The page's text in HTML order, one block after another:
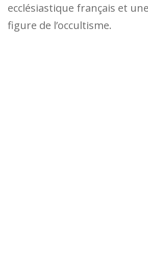
ecclésiastique français et
figure de l’occultisme.